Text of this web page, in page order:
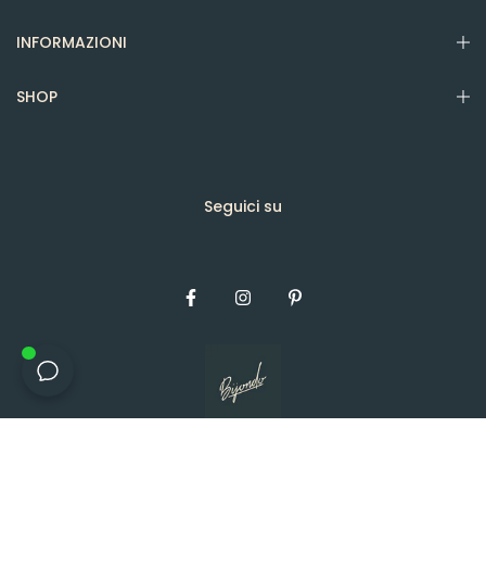
INFORMAZIONI
SHOP
Seguici su